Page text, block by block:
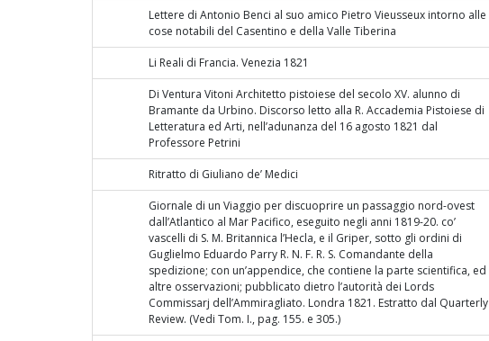
Lettere di Antonio Benci al suo amico Pietro Vieusseux intorno alle
cose notabili del Casentino e della Valle Tiberina
Li Reali di Francia. Venezia 1821
Di Ventura Vitoni Architetto pistoiese del secolo XV. alunno di
Bramante da Urbino. Discorso letto alla R. Accademia Pistoiese di
Letteratura ed Arti, nell’adunanza del 16 agosto 1821 dal
Professore Petrini
Ritratto di Giuliano de’ Medici
Giornale di un Viaggio per discuoprire un passaggio nord-ovest
dall’Atlantico al Mar Pacifico, eseguito negli anni 1819-20. co’
vascelli di S. M. Britannica l’Hecla, e il Griper, sotto gli ordini di
Guglielmo Eduardo Parry R. N. F. R. S. Comandante della
spedizione; con un’appendice, che contiene la parte scientifica, ed
altre osservazioni; pubblicato dietro l’autorità dei Lords
Commissarj dell’Ammiragliato. Londra 1821. Estratto dal Quarterly
Review. (Vedi Tom. I., pag. 155. e 305.)